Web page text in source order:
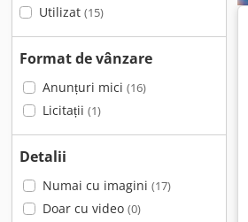
Utilizat (15)
Format de vânzare
Anunțuri mici (16)
Licitații (1)
Detalii
Numai cu imagini (17)
Doar cu video (0)